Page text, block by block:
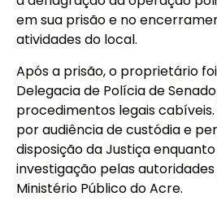
em sua prisão e no
atividades do local.
Após a prisão, o proprietário
Delegacia de Polícia de
procedimentos legais
por audiência de custódia e
disposição da Justiça
investigação pelas
Ministério Público do Acre.